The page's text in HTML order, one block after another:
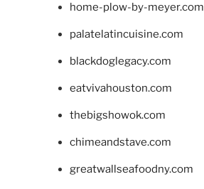
home-plow-by-meyer.com
palatelatincuisine.com
blackdoglegacy.com
eatvivahouston.com
thebigshowok.com
chimeandstave.com
greatwallseafoodny.com